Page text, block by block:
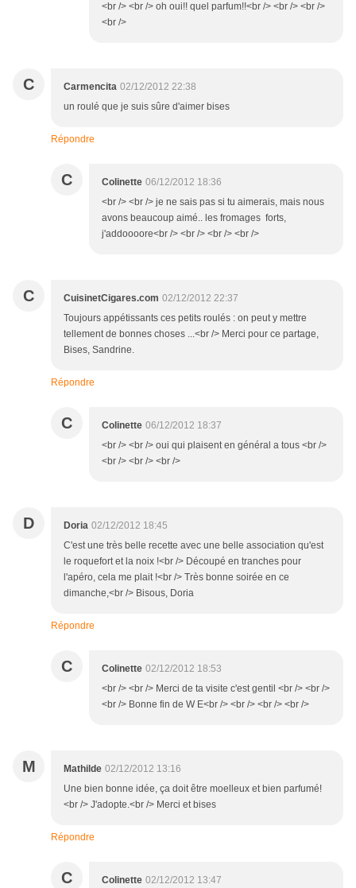
<br /> <br /> oh oui!! quel parfum!!<br /> <br /> <br />
<br />
C Carmencita 02/12/2012 22:38
un roulé que je suis sûre d'aimer bises
Répondre
C Colinette 06/12/2012 18:36
<br /> <br /> je ne sais pas si tu aimerais, mais nous
avons beaucoup aimé.. les fromages forts,
j'addoooore<br /> <br /> <br /> <br />
C CuisinetCigares.com 02/12/2012 22:37
Toujours appétissants ces petits roulés : on peut y mettre
tellement de bonnes choses ...<br /> Merci pour ce partage,
Bises, Sandrine.
Répondre
C Colinette 06/12/2012 18:37
<br /> <br /> oui qui plaisent en général a tous <br />
<br /> <br /> <br />
D Doria 02/12/2012 18:45
C'est une très belle recette avec une belle association qu'est
le roquefort et la noix !<br /> Découpé en tranches pour
l'apéro, cela me plait !<br /> Très bonne soirée en ce
dimanche,<br /> Bisous, Doria
Répondre
C Colinette 02/12/2012 18:53
<br /> <br /> Merci de ta visite c'est gentil <br /> <br />
<br /> Bonne fin de W E<br /> <br /> <br /> <br />
M Mathilde 02/12/2012 13:16
Une bien bonne idée, ça doit être moelleux et bien parfumé!
<br /> J'adopte.<br /> Merci et bises
Répondre
C Colinette 02/12/2012 13:47